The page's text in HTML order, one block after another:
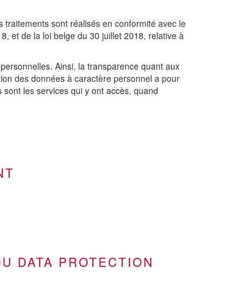
sont réalisés en conformité avec le
et de la loi belge du 30 juillet 2018, relative à
Ainsi, la transparence quant aux
des données à caractère personnel a pour
les services qui y ont accès, quand
DATA PROTECTION